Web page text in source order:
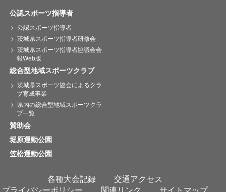
公認スポーツ指導者
公認スポーツ指導者
茨城県スポーツ指導者研修会
茨城県スポーツ指導者協議会会
報Web版
総合型地域スポーツクラブ
茨城県スポーツ協会によるクラ
ブ育成事業
県内の総合型地域スポーツクラ
ブ一覧
賛助会
堀原運動公園
笠松運動公園
各種大会記録
交通アクセス
プライバシーポリシー
関連リンク
サイトマップ